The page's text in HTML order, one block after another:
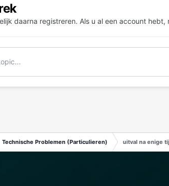
daarna registreren. Als u al een account hebt,
Technische Problemen (Particulieren) uitval na enige